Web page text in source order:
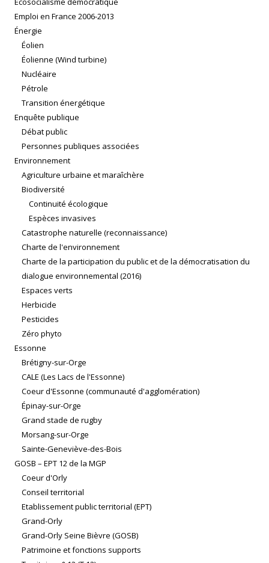
Emploi en France 2006-2013
Énergie
Éolien
Éolienne (Wind turbine)
Nucléaire
Pétrole
Transition énergétique
Enquête publique
Débat public
Personnes publiques associées
Environnement
Agriculture urbaine et maraîchère
Biodiversité
Continuité écologique
Espèces invasives
Catastrophe naturelle (reconnaissance)
Charte de l'environnement
Charte de la participation du public et de la démocratisation du
dialogue environnemental (2016)
Espaces verts
Herbicide
Pesticides
Zéro phyto
Essonne
Brétigny-sur-Orge
CALE (Les Lacs de l'Essonne)
Coeur d'Essonne (communauté d'agglomération)
Épinay-sur-Orge
Grand stade de rugby
Morsang-sur-Orge
Sainte-Geneviève-des-Bois
GOSB – EPT 12 de la MGP
Coeur d'Orly
Conseil territorial
Etablissement public territorial (EPT)
Grand-Orly
Grand-Orly Seine Bièvre (GOSB)
Patrimoine et fonctions supports